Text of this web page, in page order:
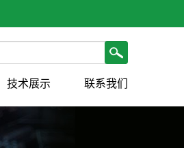
技术展示 联系我们